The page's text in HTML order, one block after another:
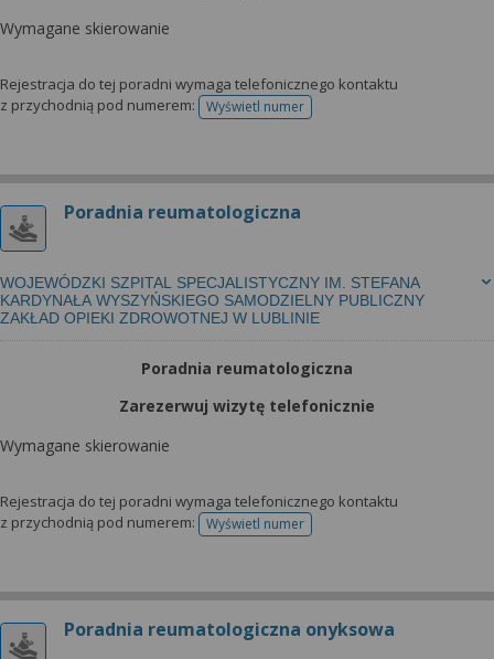
Wymagane skierowanie
Rejestracja do tej poradni wymaga telefonicznego kontaktu
z przychodnią pod numerem:
Wyświetl numertelefonu do rejestracji
Poradnia reumatologiczna
WOJEWÓDZKI SZPITAL SPECJALISTYCZNY IM. STEFANA
KARDYNAŁA WYSZYŃSKIEGO SAMODZIELNY PUBLICZNY
ZAKŁAD OPIEKI ZDROWOTNEJ W LUBLINIE
Poradnia reumatologiczna
Zarezerwuj wizytę telefonicznie
Wymagane skierowanie
Rejestracja do tej poradni wymaga telefonicznego kontaktu
z przychodnią pod numerem:
Wyświetl numertelefonu do rejestracji
Poradnia reumatologiczna onyksowa